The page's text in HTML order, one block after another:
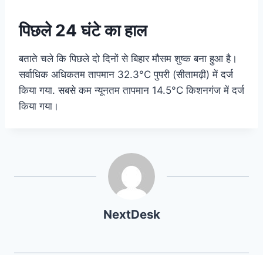
पिछले 24 घंटे का हाल
बताते चले कि पिछले दो दिनों से बिहार मौसम शुष्क बना हुआ है।
सर्वाधिक अधिकतम तापमान 32.3°C पुपरी (सीतामढ़ी) में दर्ज
किया गया. सबसे कम न्यूनतम तापमान 14.5°C किशनगंज में दर्ज
किया गया।
NextDesk